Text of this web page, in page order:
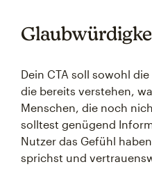
Dein CTA soll sowohl
die bereits verstehen,
Menschen, die noch
solltest genügend
Nutzer das Gefühl
sprichst und